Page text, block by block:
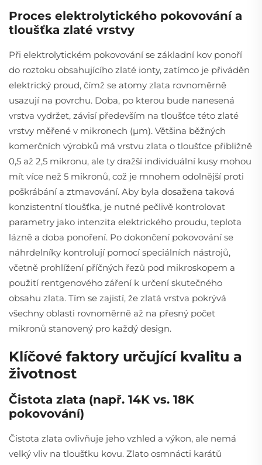
Proces elektrolytického pokovování a
tloušťka zlaté vrstvy
Při elektrolytickém pokovování se základní kov ponoří
do roztoku obsahujícího zlaté ionty, zatímco je přiváděn
elektrický proud, čímž se atomy zlata rovnoměrně
usazují na povrchu. Doba, po kterou bude nanesená
vrstva vydržet, závisí především na tloušťce této zlaté
vrstvy měřené v mikronech (µm). Většina běžných
komerčních výrobků má vrstvu zlata o tloušťce přibližně
0,5 až 2,5 mikronu, ale ty dražší individuální kusy mohou
mít více než 5 mikronů, což je mnohem odolnější proti
poškrábání a ztmavování. Aby byla dosažena taková
konzistentní tloušťka, je nutné pečlivě kontrolovat
parametry jako intenzita elektrického proudu, teplota
lázně a doba ponoření. Po dokončení pokovování se
náhrdelníky kontrolují pomocí speciálních nástrojů,
včetně prohlížení příčných řezů pod mikroskopem a
použití rentgenového záření k určení skutečného
obsahu zlata. Tím se zajistí, že zlatá vrstva pokrývá
všechny oblasti rovnoměrně až na přesný počet
mikronů stanovený pro každý design.
Klíčové faktory určující kvalitu a
životnost
Čistota zlata (např. 14K vs. 18K
pokovování)
Čistota zlata ovlivňuje jeho vzhled a výkon, ale nemá
velký vliv na tloušťku kovu. Zlato osmnácti karátů